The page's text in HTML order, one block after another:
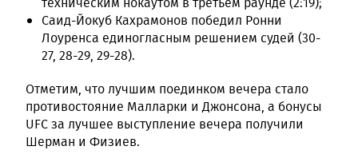
Саид-Йокуб Кахрамонов победил Ронни
Лоуренса единогласным решением судей (30-
27, 28-29, 29-28).
Отметим, что лучшим поединком вечера стало
противостояние Малларки и Джонсона, а бонусы
UFC за лучшее выступление вечера получили
Шерман и Физиев.